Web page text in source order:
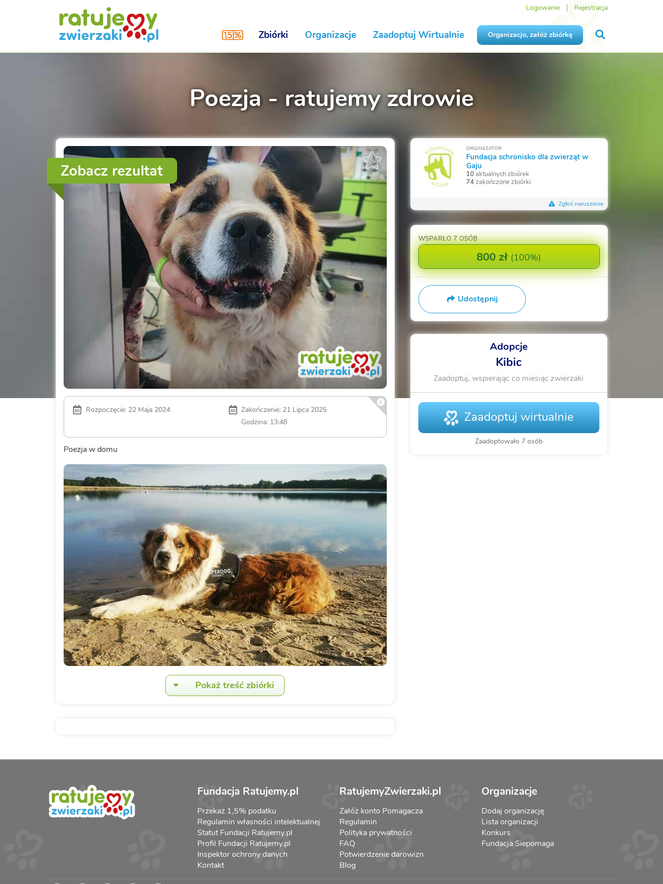
Logowanie Rejestracja
Zbiórki Organizacje Zaadoptuj Wirtualnie Organizacjo, załóż zbiórkę
Poezja - ratujemy zdrowie
Zobacz rezultat
Rozpoczęcie: 22 Maja 2024
Zakończenie: 21 Lipca 2025
Godzina: 13:48
Poezja w domu
Pokaż treść zbiórki
ORGANIZATOR
Fundacja schronisko dla zwierząt w
Gaju
10aktualnych zbiórek
74zakończone zbiórki
Zgłoś naruszenie
WSPARŁO7 OSÓB
800 zł (100%)
Udostępnij
Adopcje
Kibic
Zaadoptuj, wspierając co miesiąc zwierzaki
Zaadoptuj wirtualnie
Zaadoptowało 7 osób
Fundacja Ratujemy.pl
Przekaż 1,5% podatku
Regulamin własności intelektualnej
Statut Fundacji Ratujemy.pl
Profil Fundacji Ratujemy.pl
Inspektor ochrony danych
Kontakt
RatujemyZwierzaki.pl
Załóż konto Pomagacza
Regulamin
Polityka prywatności
FAQ
Potwierdzenie darowizn
Blog
Organizacje
Dodaj organizację
Lista organizacji
Konkurs
Fundacja Siepomaga